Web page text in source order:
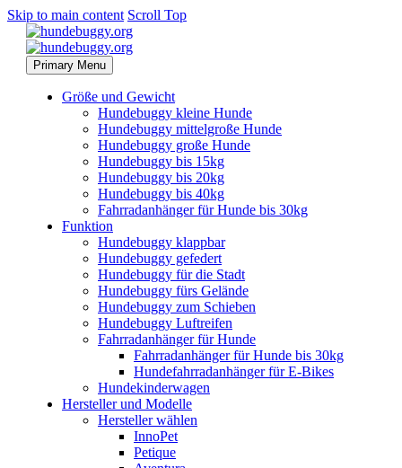
Skip to main content Scroll Top
Primary Menu
Größe und Gewicht
Hundebuggy kleine Hunde
Hundebuggy mittelgroße Hunde
Hundebuggy große Hunde
Hundebuggy bis 15kg
Hundebuggy bis 20kg
Hundebuggy bis 40kg
Fahrradanhänger für Hunde bis 30kg
Funktion
Hundebuggy klappbar
Hundebuggy gefedert
Hundebuggy für die Stadt
Hundebuggy fürs Gelände
Hundebuggy zum Schieben
Hundebuggy Luftreifen
Fahrradanhänger für Hunde
Fahrradanhänger für Hunde bis 30kg
Hundefahrradanhänger für E-Bikes
Hundekinderwagen
Hersteller und Modelle
Hersteller wählen
InnoPet
Petique